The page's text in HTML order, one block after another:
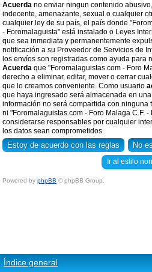
Acuerda no enviar ningun contenido
indecente, amenazante, sexual o cualquier
cualquier ley de su país, el país donde
- Foromalaguista" está instalado o Leyes
que sea inmediata y permanentemente
notificación a su Proveedor de Servicios de
los envíos son registradas como ayuda para
Acuerda que "Foromalaguistas.com - Foro
derecho a eliminar, editar, mover o cerrar
que lo creamos conveniente. Como usuario
que haya ingresado será almacenada en
información no será compartida con ninguna
ni "Foromalaguistas.com - Foro Malaga C.F.
considerarse responsables por cualquier
los datos sean comprometidos.
Ir al estilo
Powered by phpBB © phpBB Group.
Índice general